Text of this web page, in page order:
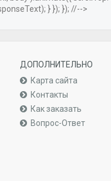
} }); }); //-->
ДОПОЛНИТЕЛЬНО
Карта сайта
Контакты
Как заказать
Вопрос-Ответ